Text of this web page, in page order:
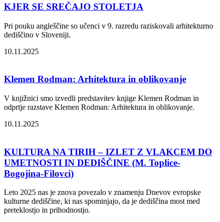
KJER SE SREČAJO STOLETJA
Pri pouku angleščine so učenci v 9. razredu raziskovali arhitekturno
dediščino v Sloveniji.
10.11.2025
Klemen Rodman: Arhitektura in oblikovanje
V knjižnici smo izvedli predstavitev knjige Klemen Rodman in
odprtje razstave Klemen Rodman: Arhitektura in oblikovanje.
10.11.2025
KULTURA NA TIRIH – IZLET Z VLAKCEM DO
UMETNOSTI IN DEDIŠČINE (M. Toplice-
Bogojina-Filovci)
Leto 2025 nas je znova povezalo v znamenju Dnevov evropske
kulturne dediščine, ki nas spominjajo, da je dediščina most med
preteklostjo in prihodnostjo.